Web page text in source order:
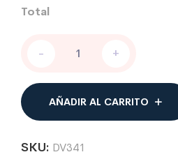
Total
CIRCUITO
PORCHE
SPORT
cantidad
- +
AÑADIR AL CARRITO
SKU: DV341